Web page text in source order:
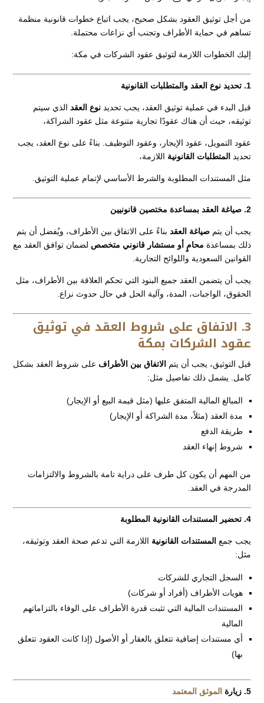
من أجل توثيق العقود بشكل صحيح، يجب اتباع خطوات قانونية منظمة
تساهم في حماية الأطراف وتجنب أي نزاعات محتملة.
إليك الخطوات اللازمة لتوثيق عقود الشركات في مكة:
1. تحديد نوع العقد والمتطلبات القانونية
قبل البدء في عملية توثيق العقد، يجب تحديد نوع العقد الذي سيتم
توثيقه، حيث أن هناك عقودًا تجارية متنوعة مثل عقود الشراكة،
عقود التمويل، عقود الإيجار، وعقود التوظيف. بناءً على نوع العقد، يجب
تحديد المتطلبات القانونية اللازمة،
مثل المستندات المطلوبة والشرط الأساسي لإتمام عملية التوثيق.
2. صياغة العقد بمساعدة مختصين قانونيين
يجب أن يتم صياغة العقد بناءً على الاتفاق بين الأطراف، ويُفضل أن يتم
ذلك بمساعدة محامٍ أو مستشار قانوني متخصص لضمان توافق العقد مع
القوانين السعودية واللوائح التجارية.
يجب أن يتضمن العقد جميع البنود التي تحكم العلاقة بين الأطراف، مثل
الحقوق، الواجبات، المدة، وآلية الحل في حال حدوث نزاع.
3. الاتفاق على شروط العقد في توثيق
عقود الشركات بمكة
قبل التوثيق، يجب أن يتم الاتفاق بين الأطراف على شروط العقد بشكل
كامل. يشمل ذلك تفاصيل مثل:
المبالغ المالية المتفق عليها (مثل قيمة البيع أو الإيجار)
مدة العقد (مثلاً، مدة الشراكة أو الإيجار)
طريقة الدفع
شروط إنهاء العقد
من المهم أن يكون كل طرف على دراية تامة بالشروط والالتزامات
المدرجة في العقد.
4. تحضير المستندات القانونية المطلوبة
يجب جمع المستندات القانونية اللازمة التي تدعم صحة العقد وتوثيقه،
مثل:
السجل التجاري للشركات
هويات الأطراف (أفراد أو شركات)
المستندات المالية التي تثبت قدرة الأطراف على الوفاء بالتزاماتهم
المالية
أي مستندات إضافية تتعلق بالعقار أو الأصول (إذا كانت العقود تتعلق
بها)
5. زيارة الموثق المعتمد